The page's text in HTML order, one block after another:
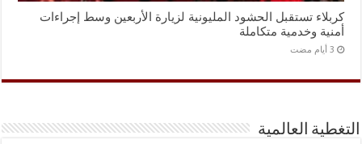
كربلاء تستقبل الحشود المليونية لزيارة الأربعين وسط إجراءات
أمنية وخدمية متكاملة
التغطية العالمية